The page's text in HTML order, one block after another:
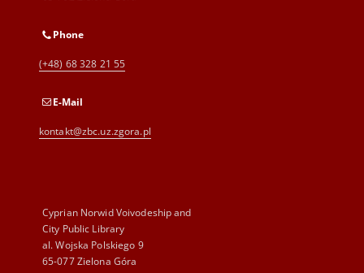
Phone
(+48) 68 328 21 55
E-Mail
kontakt@zbc.uz.zgora.pl
Cyprian Norwid Voivodeship and
City Public Library
al. Wojska Polskiego 9
65-077 Zielona Góra